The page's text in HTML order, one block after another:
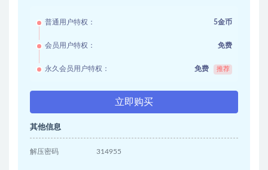
普通用户特权： 5金币
会员用户特权： 免费
永久会员用户特权： 免费 推荐
立即购买
其他信息
解压密码 314955